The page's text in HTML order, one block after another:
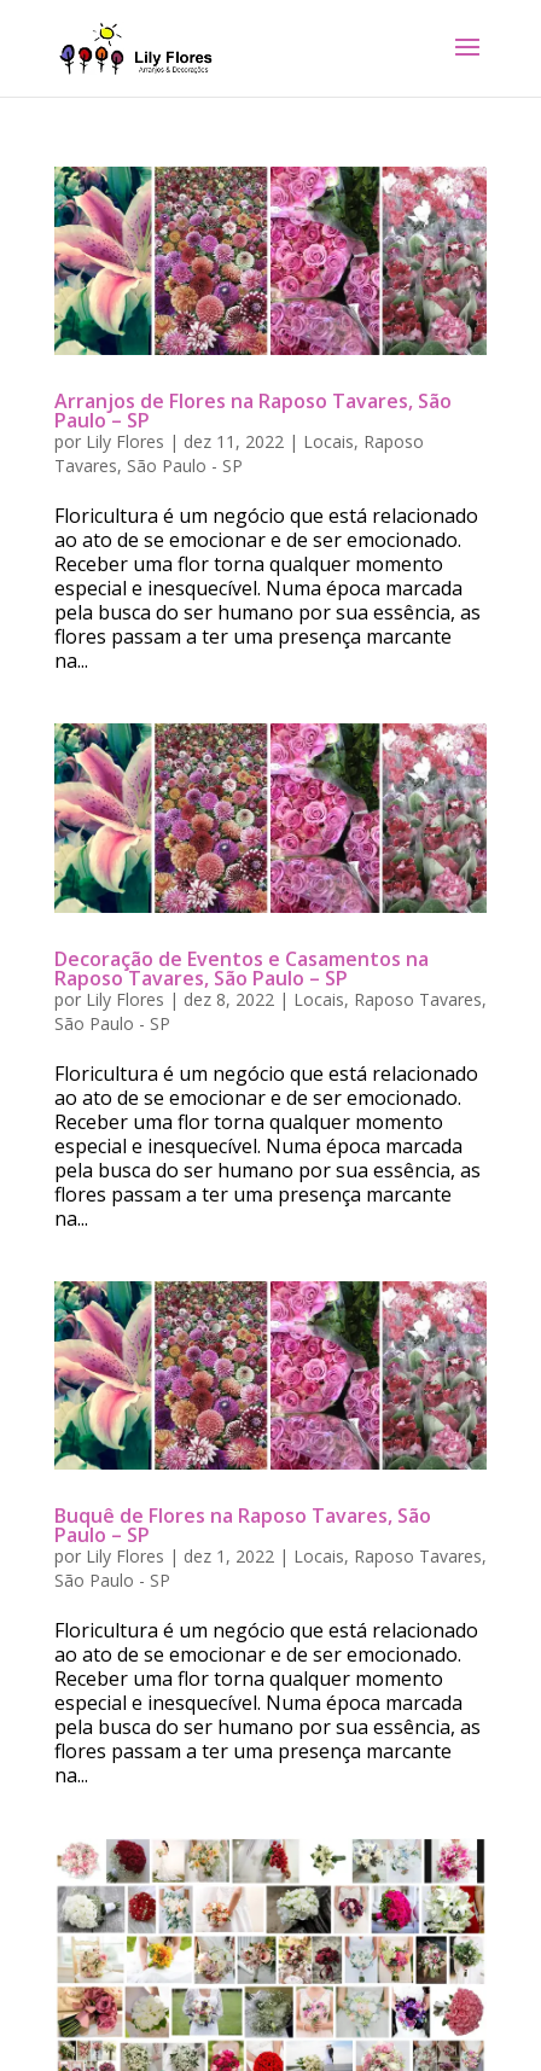
Arranjos de Flores na Raposo Tavares, São
Paulo – SP
por Lily Flores | dez 11, 2022| Locais, Raposo
Tavares, São Paulo - SP
Floricultura é um negócio que está relacionado
ao ato de se emocionar e de ser emocionado.
Receber uma flor torna qualquer momento
especial e inesquecível. Numa época marcada
pela busca do ser humano por sua essência, as
flores passam a ter uma presença marcante
na...
Decoração de Eventos e Casamentos na
Raposo Tavares, São Paulo – SP
por Lily Flores | dez 8, 2022 | Locais, Raposo Tavares,
São Paulo - SP
Floricultura é um negócio que está relacionado
ao ato de se emocionar e de ser emocionado.
Receber uma flor torna qualquer momento
especial e inesquecível. Numa época marcada
pela busca do ser humano por sua essência, as
flores passam a ter uma presença marcante
na...
Buquê de Flores na Raposo Tavares, São
Paulo – SP
por Lily Flores | dez 1, 2022| Locais, Raposo Tavares,
São Paulo - SP
Floricultura é um negócio que está relacionado
ao ato de se emocionar e de ser emocionado.
Receber uma flor torna qualquer momento
especial e inesquecível. Numa época marcada
pela busca do ser humano por sua essência, as
flores passam a ter uma presença marcante
na...